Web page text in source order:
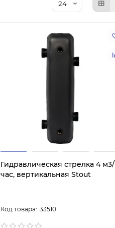
Гидравлическая стрелка 4 м3/
час, вертикальная Stout
33510